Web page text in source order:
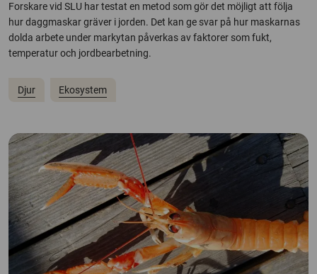
Forskare vid SLU har testat en metod som gör det möjligt att följa
hur daggmaskar gräver i jorden. Det kan ge svar på hur maskarnas
dolda arbete under markytan påverkas av faktorer som fukt,
temperatur och jordbearbetning.
Djur Ekosystem